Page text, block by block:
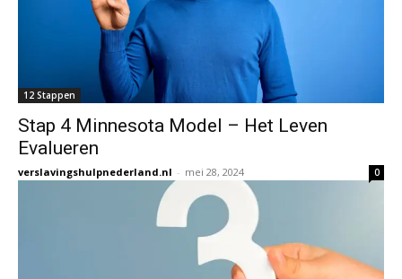
12 Stappen
Stap 4 Minnesota Model – Het Leven
Evalueren
verslavingshulpnederland.nl - mei 28, 2024 0